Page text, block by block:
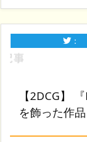
：
【2DCG】
を飾った作